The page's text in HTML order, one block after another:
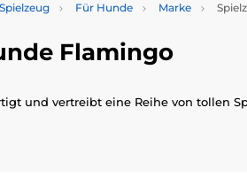
Spielzeug Für Hunde Marke
Flamingo
und vertreibt eine Reihe von tollen